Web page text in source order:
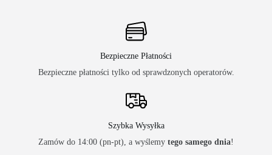
Bezpieczne Płatności
Bezpieczne płatności tylko od sprawdzonych operatorów.
Szybka Wysyłka
Zamów do 14:00 (pn-pt), a wyślemy tego samego dnia!